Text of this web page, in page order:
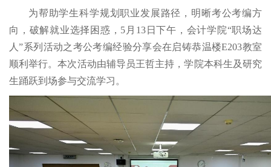
为帮助学生科学规划职业发展路径，明晰考公考编方
向，破解就业选择困惑，5月13日下午，会计学院“职场达
人”系列活动之考公考编经验分享会在启铸恭温楼E203教室
顺利举行。本次活动由辅导员王哲主持，学院本科生及研究
生踊跃到场参与交流学习。